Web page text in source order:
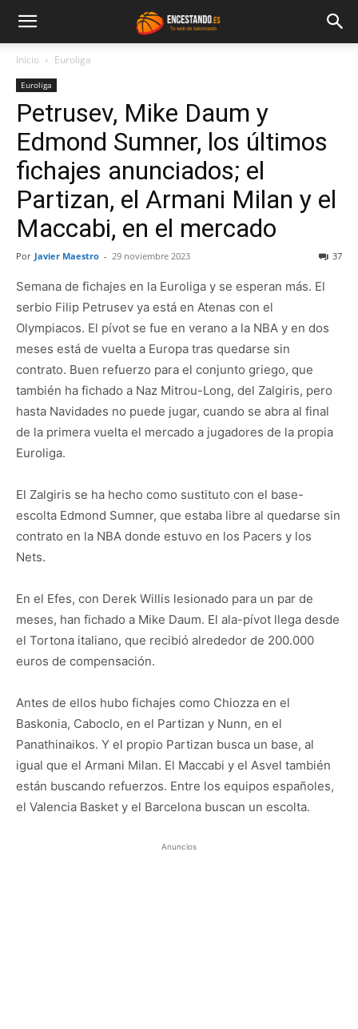
Inicio Euroliga
Euroliga
Petrusev, Mike Daum y
Edmond Sumner, los últimos
fichajes anunciados; el
Partizan, el Armani Milan y el
Maccabi, en el mercado
Por Javier Maestro - 29 noviembre 2023 37
Semana de fichajes en la Euroliga y se esperan más. El
serbio Filip Petrusev ya está en Atenas con el
Olympiacos. El pívot se fue en verano a la NBA y en dos
meses está de vuelta a Europa tras quedarse sin
contrato. Buen refuerzo para el conjunto griego, que
también ha fichado a Naz Mitrou-Long, del Zalgiris, pero
hasta Navidades no puede jugar, cuando se abra al final
de la primera vuelta el mercado a jugadores de la propia
Euroliga.
El Zalgiris se ha hecho como sustituto con el base-
escolta Edmond Sumner, que estaba libre al quedarse sin
contrato en la NBA donde estuvo en los Pacers y los
Nets.
En el Efes, con Derek Willis lesionado para un par de
meses, han fichado a Mike Daum. El ala-pívot llega desde
el Tortona italiano, que recibió alrededor de 200.000
euros de compensación.
Antes de ellos hubo fichajes como Chiozza en el
Baskonia, Caboclo, en el Partizan y Nunn, en el
Panathinaikos. Y el propio Partizan busca un base, al
igual que el Armani Milan. El Maccabi y el Asvel también
están buscando refuerzos. Entre los equipos españoles,
el Valencia Basket y el Barcelona buscan un escolta.
Anuncios